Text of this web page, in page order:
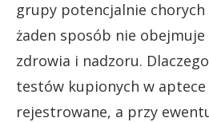
grupy potencjalnie
żaden sposób nie
zdrowia i nadzoru.
testów kupionych w aptece
rejestrowane, a przy